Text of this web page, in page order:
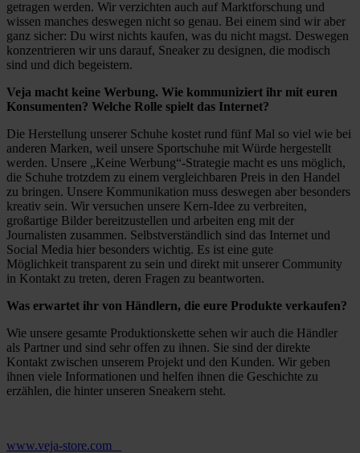
getragen werden. Wir verzichten auch auf Marktforschung und
wissen manches deswegen nicht so genau. Bei einem sind wir aber
ganz sicher: Du wirst nichts kaufen, was du nicht magst. Deswegen
konzentrieren wir uns darauf, Sneaker zu designen, die modisch
sind und dich begeistern.
Veja macht keine Werbung. Wie kommuniziert ihr mit euren
Konsumenten? Welche Rolle spielt das Internet?
Die Herstellung unserer Schuhe kostet rund fünf Mal so viel wie bei
anderen Marken, weil unsere Sportschuhe mit Würde hergestellt
werden. Unsere „Keine Werbung“-Strategie macht es uns möglich,
die Schuhe trotzdem zu einem vergleichbaren Preis in den Handel
zu bringen. Unsere Kommunikation muss deswegen aber besonders
kreativ sein. Wir versuchen unsere Kern-Idee zu verbreiten,
großartige Bilder bereitzustellen und arbeiten eng mit der
Journalisten zusammen. Selbstverständlich sind das Internet und
Social Media hier besonders wichtig. Es ist eine gute
Möglichkeit transparent zu sein und direkt mit unserer Community
in Kontakt zu treten, deren Fragen zu beantworten.
Was erwartet ihr von Händlern, die eure Produkte verkaufen?
Wie unsere gesamte Produktionskette sehen wir auch die Händler
als Partner und sind sehr offen zu ihnen. Sie sind der direkte
Kontakt zwischen unserem Projekt und den Kunden. Wir geben
ihnen viele Informationen und helfen ihnen die Geschichte zu
erzählen, die hinter unseren Sneakern steht.
www.veja-store.com